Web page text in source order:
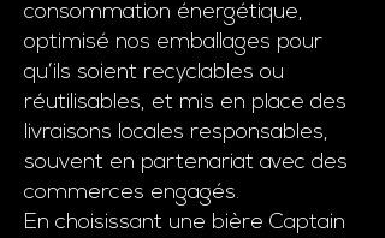
consommation énergétique,
optimisé nos emballages pour
qu’ils soient recyclables ou
réutilisables, et mis en place des
livraisons locales responsables,
souvent en partenariat avec des
commerces engagés.
En choisissant une bière Captain